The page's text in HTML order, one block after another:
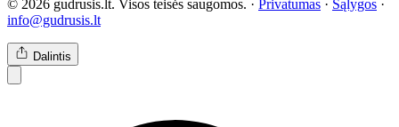
© 2026 gudrusis.lt. Visos teisės saugomos. · Privatumas · Sąlygos ·
info@gudrusis.lt
Dalintis